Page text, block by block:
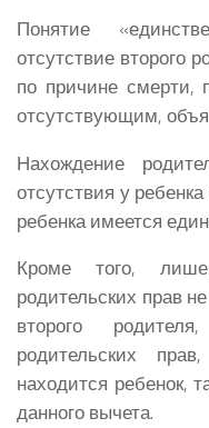
Понятие
отсутствие второго
по причине смерти,
отсутствующим,
Нахождение
отсутствия у
ребенка имеется
Кроме того,
родительских прав
второго
родительских
находится ребенок,
данного вычета.